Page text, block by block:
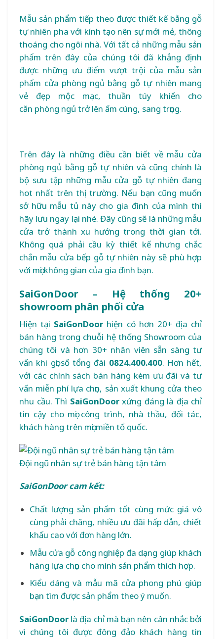
Mẫu sản phẩm tiếp theo được thiết kế bằng gỗ
tự nhiên pha với kính tạo nên sự mới mẻ, thông
thoáng cho ngôi nhà. Với tất cả những mẫu sản
phẩm trên đây của chúng tôi đã khẳng định
được những ưu điểm vượt trội của mẫu sản
phẩm cửa phòng ngủ bằng gỗ tự nhiên mang
vẻ đẹp mộc mạc, thuần túy khiến cho
căn phòng ngủ trở lên ấm cúng, sang trọng.
Trên đây là những điều cần biết về mẫu cửa
phòng ngủ bằng gỗ tự nhiên và cũng chính là
bộ sưu tập những mẫu cửa gỗ tự nhiên đang
hot nhất trên thị trường. Nếu bạn cũng muốn
sở hữu mẫu tủ này cho gia đình của mình thì
hãy lưu ngay lại nhé. Đây cũng sẽ là những mẫu
cửa trở thành xu hướng trong thời gian tới.
Không quá phải cầu kỳ thiết kế nhưng chắc
chắn mẫu cửa bếp gỗ tự nhiên này sẽ phù hợp
với mọi không gian của gia đình bạn.
SaiGonDoor – Hệ thống 20+
showroom phân phối cửa
Hiện tại SaiGonDoor hiện có hơn 20+ địa chỉ
bán hàng trong chuỗi hệ thống Showroom của
chúng tôi và hơn 30+ nhân viên sẵn sàng tư
vấn khi gọi số tổng đài 0824.400.400. Hơn hết,
với các chính sách bán hàng kèm ưu đãi và tư
vấn miễn phí lựa chọn, sản xuất khung cửa theo
nhu cầu. Thì SaiGonDoorxứng đáng là địa chỉ
tin cậy cho mọi công trình, nhà thầu, đối tác,
khách hàng trên mọi miền tổ quốc.
Đội ngũ nhân sự trẻ bán hàng tận tâm
SaiGonDoor cam kết:
Chất lượng sản phẩm tốt cùng mức giá vô
cùng phải chăng, nhiều ưu đãi hấp dẫn, chiết
khấu cao với đơn hàng lớn.
Mẫu cửa gỗ công nghiệp đa dạng giúp khách
hàng lựa chọn cho mình sản phẩm thích hợp.
Kiểu dáng và mẫu mã cửa phong phú giúp
bạn tìm được sản phẩm theo ý muốn.
SaiGonDoor là địa chỉ mà bạn nên cân nhắc bởi
vì chúng tôi được đông đảo khách hàng tin